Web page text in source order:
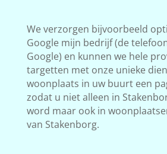
We verzorgen bijvoorbeeld
Google mijn bedrijf (de
Google) en kunnen we hele
targetten met onze unieke
woonplaats in uw buurt een
zodat u niet alleen in
word maar ook in
van Stakenborg.